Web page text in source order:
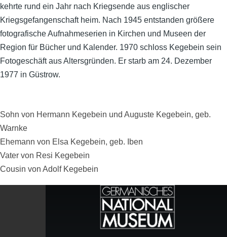
kehrte rund ein Jahr nach Kriegsende aus englischer
Kriegsgefangenschaft heim. Nach 1945 entstanden größere
fotografische Aufnahmeserien in Kirchen und Museen der
Region für Bücher und Kalender. 1970 schloss Kegebein sein
Fotogeschäft aus Altersgründen. Er starb am 24. Dezember
1977 in Güstrow.
Sohn von Hermann Kegebein und Auguste Kegebein, geb.
Warnke
Ehemann von Elsa Kegebein, geb. Iben
Vater von Resi Kegebein
Cousin von Adolf Kegebein